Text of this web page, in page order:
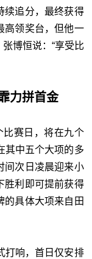
续追分，最终获得
高领奖台，但他一
博恒说：“享受比
力拼首金
比赛日，将在九个
其中五个大项的多
间次日凌晨迎来小
胜利即可提前获得
的具体大项来自田
打响，首日仅安排